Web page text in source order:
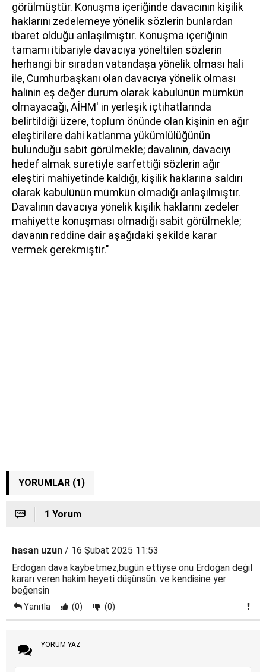
görülmüştür. Konuşma içeriğinde davacının kişilik
haklarını zedelemeye yönelik sözlerin bunlardan
ibaret olduğu anlaşılmıştır. Konuşma içeriğinin
tamamı itibariyle davacıya yöneltilen sözlerin
herhangi bir sıradan vatandaşa yönelik olması hali
ile, Cumhurbaşkanı olan davacıya yönelik olması
halinin eş değer durum olarak kabulünün mümkün
olmayacağı, AİHM' in yerleşik içtihatlarında
belirtildiği üzere, toplum önünde olan kişinin en ağır
eleştirilere dahi katlanma yükümlülüğünün
bulunduğu sabit görülmekle; davalının, davacıyı
hedef almak suretiyle sarfettiği sözlerin ağır
eleştiri mahiyetinde kaldığı, kişilik haklarına saldırı
olarak kabulünün mümkün olmadığı anlaşılmıştır.
Davalının davacıya yönelik kişilik haklarını zedeler
mahiyette konuşması olmadığı sabit görülmekle;
davanın reddine dair aşağıdaki şekilde karar
vermek gerekmiştir."
YORUMLAR (1)
1 Yorum
hasan uzun / 16 Şubat 2025 11:53
Erdoğan dava kaybetmez,bugün ettiyse onu Erdoğan değil
kararı veren hakim heyeti düşünsün. ve kendisine yer
beğensin
Yanıtla (0) (0)
YORUM YAZ